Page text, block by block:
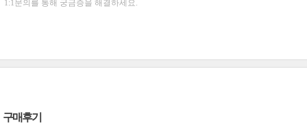
1:1문의를 통해 궁금증을 해결하세요.
구매후기